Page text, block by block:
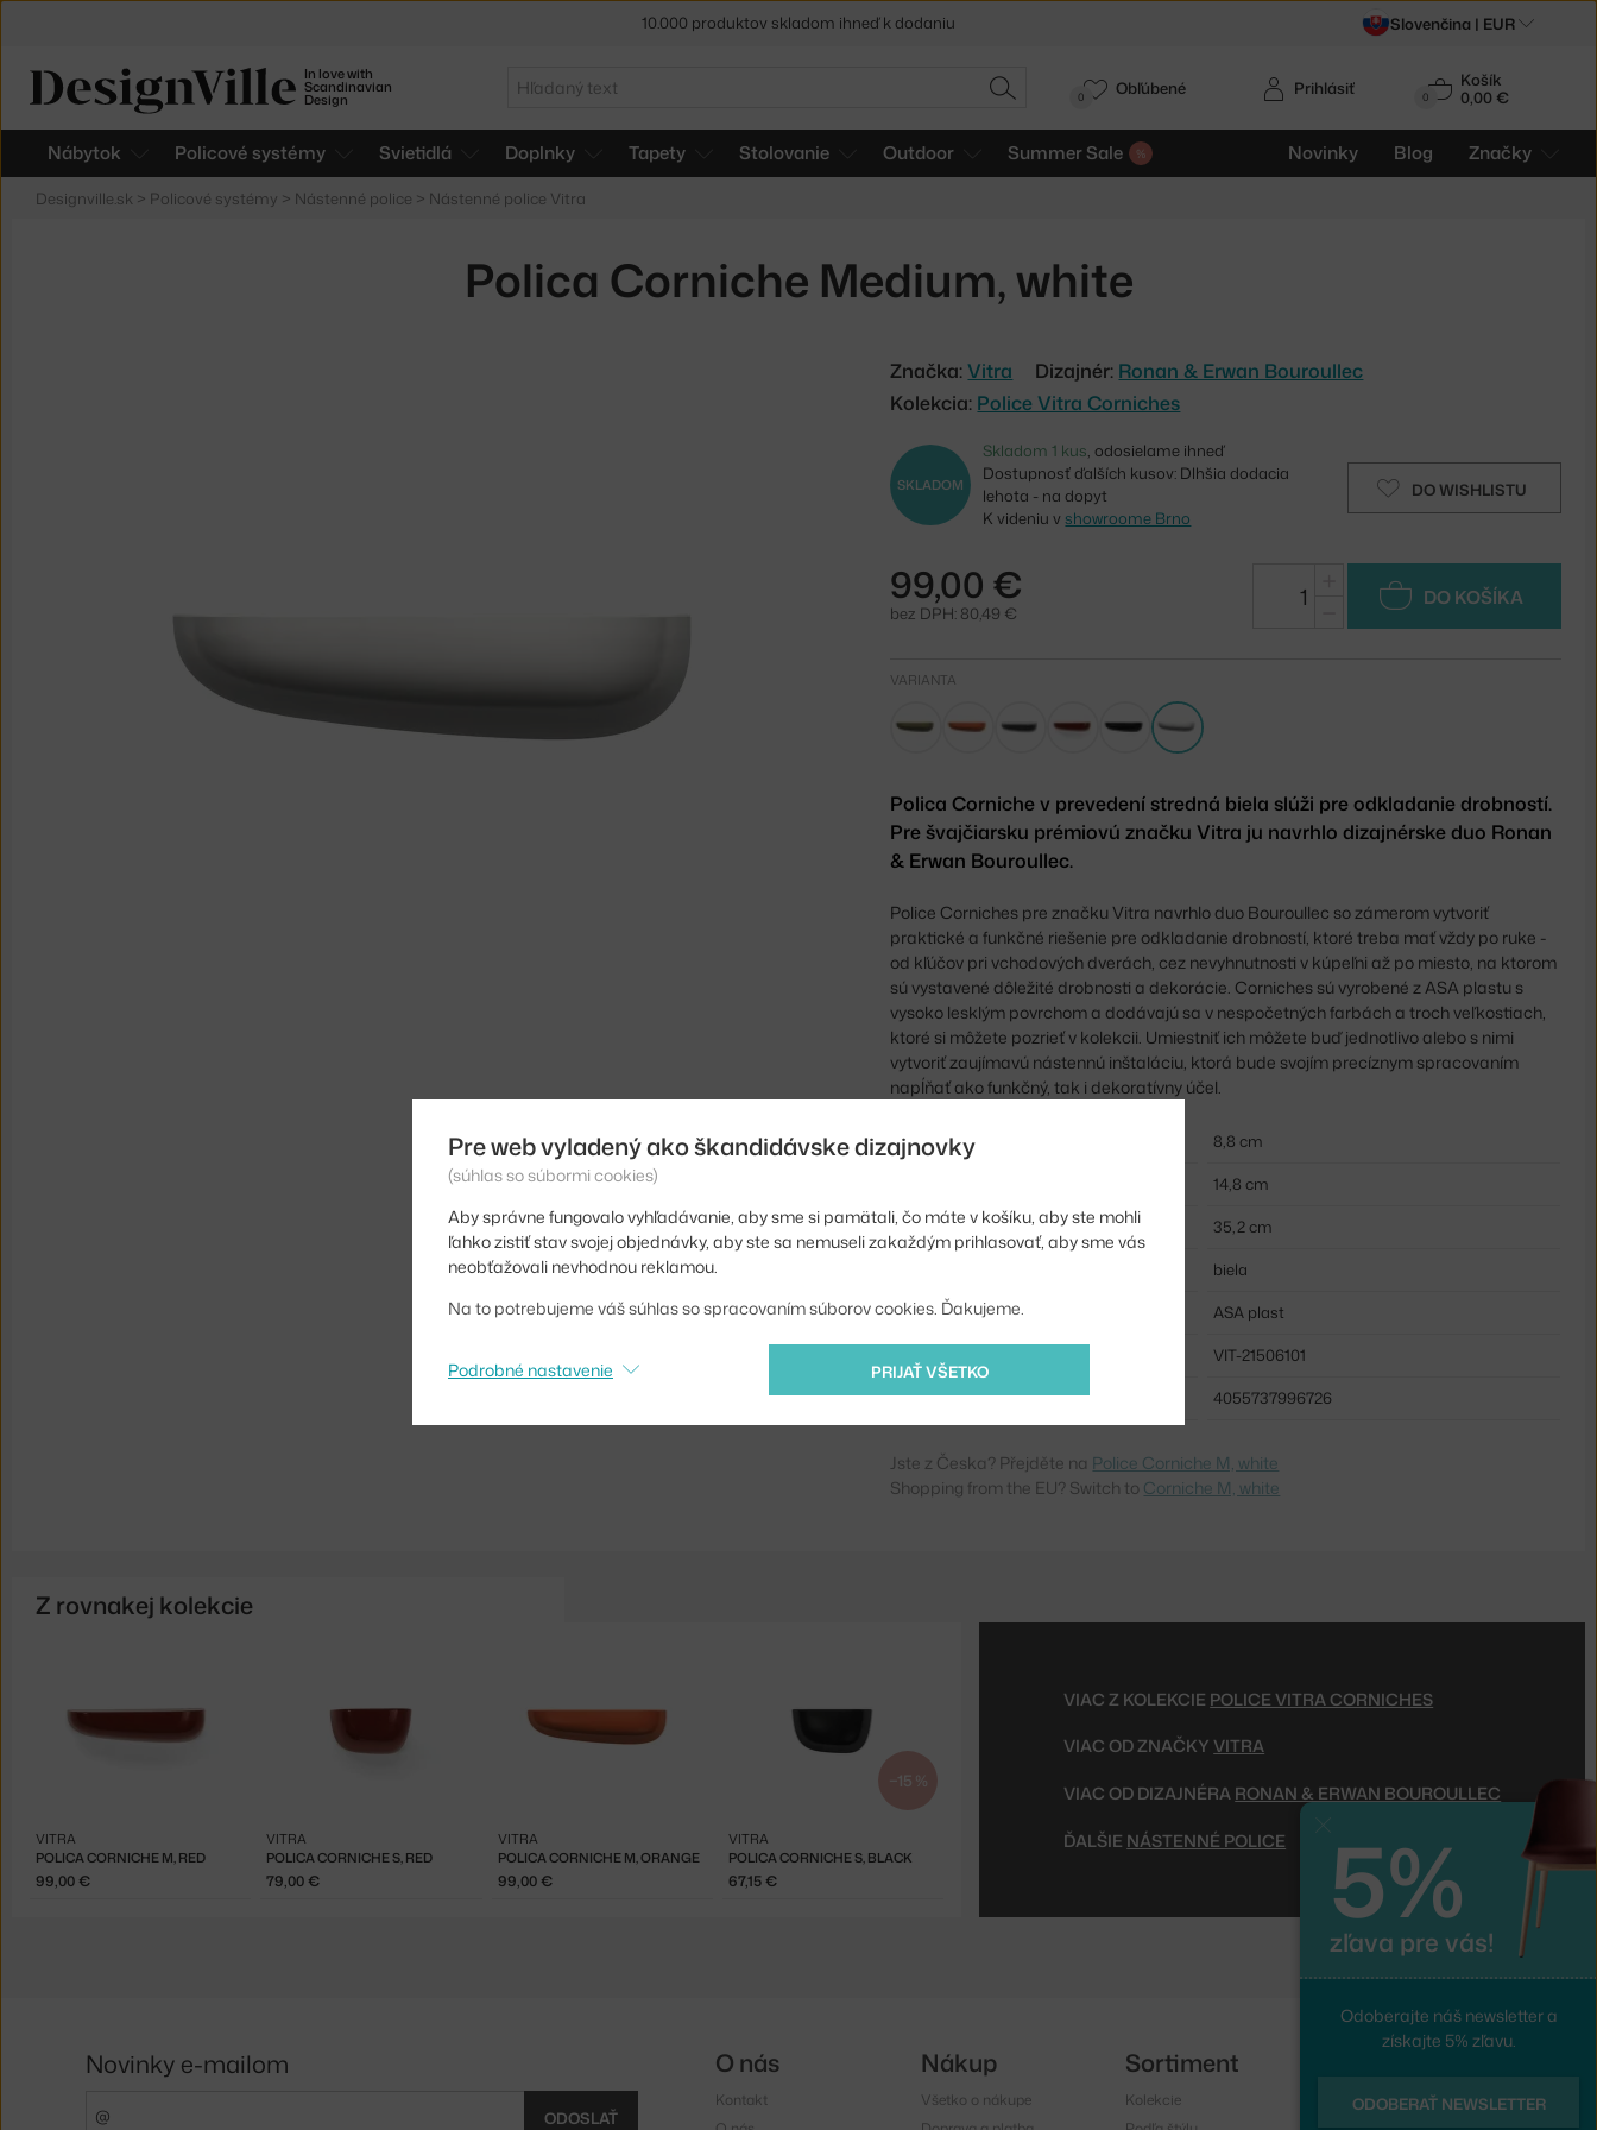
In love with
Scandinavian
Design
Hľadať
HĽADAŤ 0
Košík
0,00 €
Nábytok Policové systémy Svietidlá Doplnky Tapety Stolovanie Outdoor Summer Sale Novinky Blog Značky
Prihlásiť
0 Obľúbené
Designville.sk > Policové systémy > Nástenné police > Nástenné police Vitra
Polica Corniche Medium, white
Značka:Vitra Dizajnér: Ronan & Erwan Bouroullec
Kolekcia: Police Vitra Corniches
DO WISHLISTU
SKLADOM
Skladom 1 kus, odosielame ihneď
Dostupnosť ďalších kusov: Dlhšia dodacia
lehota - na dopyt
K videniu vshowroome Brno
99,00 €
bez DPH: 80,49 €
DO KOŠÍKA
VARIANTA
Polica Corniche v prevedení stredná biela slúži pre odkladanie drobností.
Pre švajčiarsku prémiovú značku Vitra ju navrhlo dizajnérske duo Ronan
& Erwan Bouroullec.
Police Corniches pre značku Vitra navrhlo duo Bouroullec so zámerom vytvoriť
praktické a funkčné riešenie pre odkladanie drobností, ktoré treba mať vždy po ruke -
od kľúčov pri vchodových dverách, cez nevyhnutnosti v kúpeľni až po miesto, na ktorom
sú vystavené dôležité drobnosti a dekorácie. Corniches sú vyrobené z ASA plastu s
vysoko lesklým povrchom a dodávajú sa v nespočetných farbách a troch veľkostiach,
ktoré si môžete pozrieť v kolekcii. Umiestniť ich môžete buď jednotlivo alebo s nimi
vytvoriť zaujímavú nástennú inštaláciu, ktorá bude svojím precíznym spracovaním
napĺňať ako funkčný, tak i dekoratívny účel.
Výška:
8,8 cm
14,8 cm
Šírka:
35,2 cm
biela
Materiál:
ASA plast
VIT-21506101
EAN
4055737996726
Jste z Česka? Přejděte na Police Corniche M, white
Shopping from the EU? Switch to Corniche M, white
Z rovnakej kolekcie
POLICA CORNICHE M, RED
VITRA
99,00 €
POLICA CORNICHE S, RED
VITRA
79,00 €
POLICA CORNICHE M, ORANGE
VITRA
99,00 €
−15 %
POLICA CORNICHE S, BLACK
VITRA
67,15 €
VIAC Z KOLEKCIE POLICE VITRA CORNICHES
VIAC OD ZNAČKYVITRA
VIAC OD DIZAJNÉRA RONAN & ERWAN BOUROULLEC
ĎALŠIE NÁSTENNÉ POLICE
Slovenčina | EUR
Pre web vyladený ako škandidávske dizajnovky
(súhlas so súbormi cookies)
Aby správne fungovalo vyhľadávanie, aby sme si pamätali, čo máte v košíku, aby ste mohli
ľahko zistiť stav svojej objednávky, aby ste sa nemuseli zakaždým prihlasovať, aby sme vás
neobťažovali nevhodnou reklamou.
Na to potrebujeme váš súhlas so spracovaním súborov cookies. Ďakujeme.
PRIJAŤ VŠETKO
Podrobné nastavenie
5%
zľava pre vás!
Odoberajte náš newsletter a
získajte 5% zľavu.
ODOBERAŤ NEWSLETTER
Novinky e-mailom
ODOSLAŤ
O nás
Kontakt
Nákup
Všetko o nákupe
Sortiment
Kolekcie
Sledujte nás
Instagram